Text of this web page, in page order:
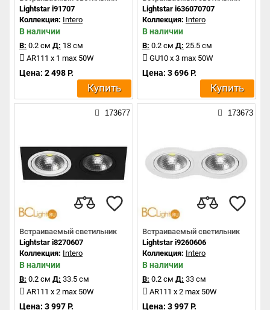
Lightstar i91707
Коллекция: Intero
В наличии
В: 0.2 см Д: 18 см
AR111 x 1 max 50W
Цена: 2 498 Р.
Купить
Lightstar i636070707
Коллекция: Intero
В наличии
В: 0.2 см Д: 25.5 см
GU10 x 3 max 50W
Цена: 3 696 Р.
Купить
173677
Встраиваемый светильник
Lightstar i8270607
Коллекция: Intero
В наличии
В: 0.2 см Д: 33.5 см
AR111 x 2 max 50W
Цена: 3 997 Р.
173673
Встраиваемый светильник
Lightstar i9260606
Коллекция: Intero
В наличии
В: 0.2 см Д: 33 см
AR111 x 2 max 50W
Цена: 3 997 Р.